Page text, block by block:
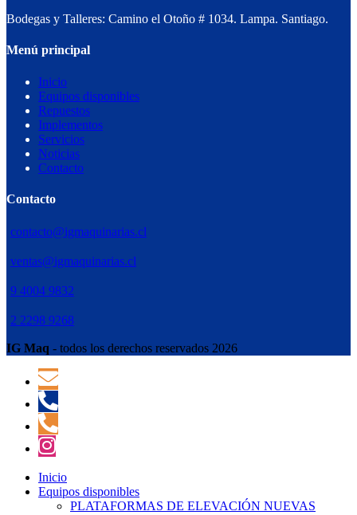
Bodegas y Talleres: Camino el Otoño # 1034. Lampa. Santiago.
Menú principal
Inicio
Equipos disponibles
Repuestos
Implementos
Servicios
Noticias
Contacto
Contacto
contacto@igmaquinarias.cl
ventas@igmaquinarias.cl
9 4004 9832
2 2298 9268
IG Maq - todos los derechos reservados 2026
Inicio
Equipos disponibles
PLATAFORMAS DE ELEVACIÓN NUEVAS